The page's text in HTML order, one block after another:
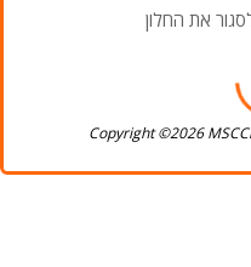
את החלון
Copyright ©2026